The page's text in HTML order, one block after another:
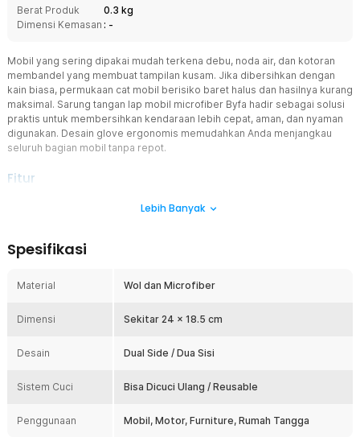
Berat Produk
0.3 kg
Dimensi Kemasan : -
Mobil yang sering dipakai mudah terkena debu, noda air, dan kotoran
membandel yang membuat tampilan kusam. Jika dibersihkan dengan
kain biasa, permukaan cat mobil berisiko baret halus dan hasilnya kurang
maksimal. Sarung tangan lap mobil microfiber Byfa hadir sebagai solusi
praktis untuk membersihkan kendaraan lebih cepat, aman, dan nyaman
digunakan. Desain glove ergonomis memudahkan Anda menjangkau
seluruh bagian mobil tanpa repot.
Fitur
Dual Side Cleaning Technology
kotoran ringan, dan partikel yang menempel pada bodi kendaraan.
bersih, kinclong, dan bebas bekas lap. Cocok untuk proses cuci
Microfiber Lembut Anti Baret
mobil sehingga aman digunakan. Serat halus membantu
rentan swirl mark. Hasil akhir lebih bersih dan rapi.
Desain glove mengikuti bentuk tangan sehingga lebih nyaman
Lebih Banyak
Spesifikasi
Material Wol dan Microfiber
Dimensi Sekitar 24 x 18.5 cm
Desain Dual Side / Dua Sisi
Sistem Cuci Bisa Dicuci Ulang / Reusable
Penggunaan Mobil, Motor, Furniture, Rumah Tangga